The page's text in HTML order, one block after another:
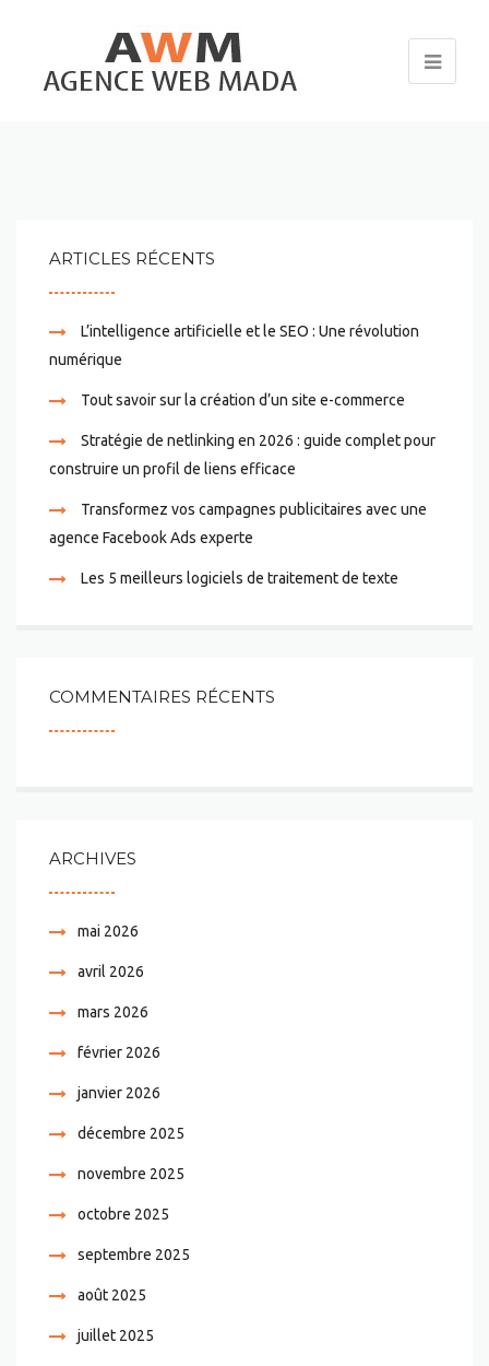
ARTICLES RÉCENTS
L’intelligence artificielle et le SEO : Une révolution
numérique
Tout savoir sur la création d’un site e-commerce
Stratégie de netlinking en 2026 : guide complet pour
construire un profil de liens efficace
Transformez vos campagnes publicitaires avec une
agence Facebook Ads experte
Les 5 meilleurs logiciels de traitement de texte
COMMENTAIRES RÉCENTS
ARCHIVES
mai 2026
avril 2026
mars 2026
février 2026
janvier 2026
décembre 2025
novembre 2025
octobre 2025
septembre 2025
août 2025
juillet 2025